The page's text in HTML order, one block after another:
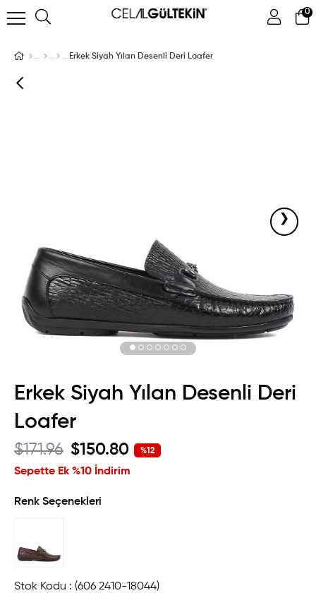
0
ÜYE GIRIŞI ÜYE OL Facebook İle Bağlan
Erkek Siyah Yılan Desenli Deri Loafer
›
Erkek Siyah Yılan Desenli Deri
Loafer
$171.96 $150.80
Sepette Ek %10 İndirim
%12
Renk Seçenekleri
Stok Kodu (606 2410-18044)